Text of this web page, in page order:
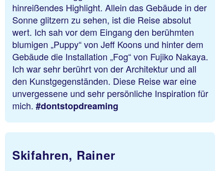
hinreißendes Highlight. Allein das Gebäude in der
Sonne glitzern zu sehen, ist die Reise absolut
wert. Ich sah vor dem Eingang den berühmten
blumigen „Puppy“ von Jeff Koons und hinter dem
Gebäude die Installation „Fog“ von Fujiko Nakaya.
Ich war sehr berührt von der Architektur und all
den Kunstgegenständen. Diese Reise war eine
unvergessene und sehr persönliche Inspiration für
mich. #dontstopdreaming
Skifahren, Rainer